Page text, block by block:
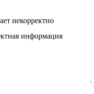
некорректно
информация